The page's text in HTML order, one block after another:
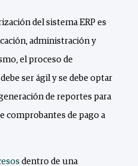
del sistema ERP es
administración y
el proceso de
ser ágil y se debe optar
de reportes para
comprobantes de pago a
dentro de una